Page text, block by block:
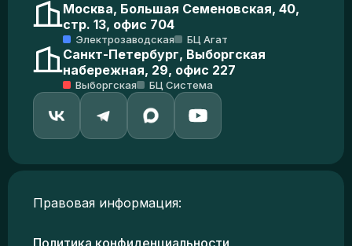
Москва, Большая Семеновская, 40,
стр. 13, офис 704
Электрозаводская БЦ Агат
Санкт-Петербург, Выборгская
набережная, 29, офис 227
Выборгская БЦ Система
Правовая информация:
Политика конфиденциальности